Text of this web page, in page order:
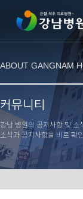
ABOUT GANGNAM
커뮤니티
강남 병원의 공지사항 및 소
소식과 공지사항을 비로 확